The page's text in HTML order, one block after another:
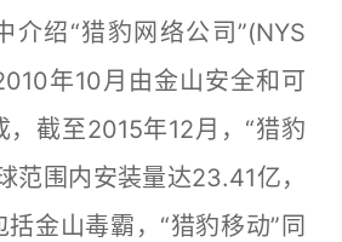
介绍“猎豹网络公司”(NYS
年10月由金山安全和可
，截至2015年12月，“猎豹
范围内安装量达23.41亿，
金山毒霸，“猎豹移动”同